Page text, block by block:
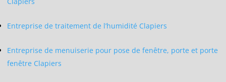
Entreprise de traitement de l’humidité Clapiers
Entreprise de menuiserie pour pose de fenêtre, porte et porte
fenêtre Clapiers